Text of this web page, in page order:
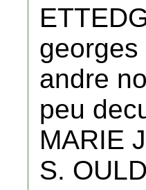
georges
andre
peu
MARIE
S.